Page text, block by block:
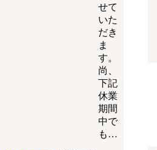
せて
いた
だき
ま
す。
尚、
下記
休業
期間
中で
も…